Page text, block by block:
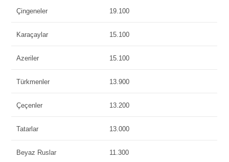
Çingeneler 19.100
Karaçaylar 15.100
Azeriler 15.100
Türkmenler 13.900
Çeçenler 13.200
Tatarlar 13.000
Beyaz Ruslar 11.300